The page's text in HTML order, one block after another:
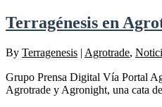
Terragénesis en
By Terragenesis | Agrotrade,
Grupo Prensa Digital Vía Portal
Agrotrade y Agronight, una cata